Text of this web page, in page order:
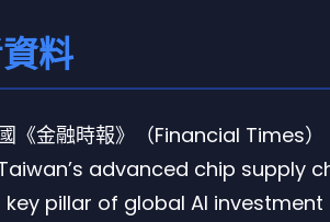
料
《金融時報》（Financial Times）
Taiwan’s advanced chip supply
key pillar of global AI investment